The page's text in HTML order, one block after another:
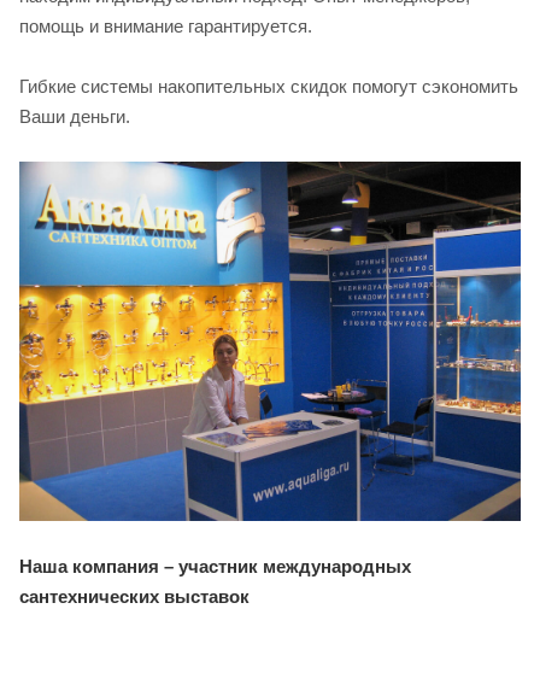
помощь и внимание гарантируется.
Гибкие системы накопительных скидок помогут сэкономить
Ваши деньги.
Наша компания – участник международных
сантехнических выставок